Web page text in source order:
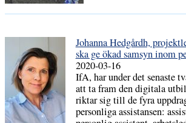
Johanna Hedgårdh,
ska ge ökad samsyn inom
2020-03-16
IfA, har under det senaste
att ta fram den digitala
riktar sig till de fyra
personliga assistansen: